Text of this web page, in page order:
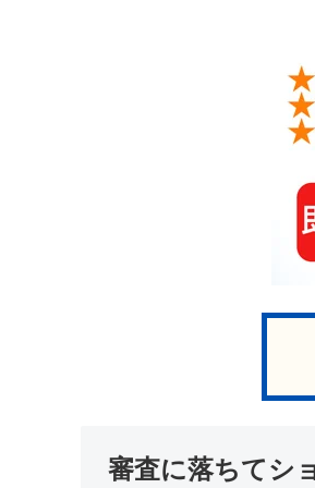
審査に落ちてシ